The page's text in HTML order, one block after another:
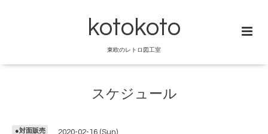
kotokoto
東欧のレトロ図工室
スケジュール
●対面販売 2020-02-16 (Sun)